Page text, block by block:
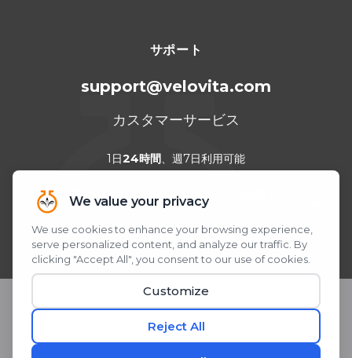
サポート
support@velovita.com
カスタマーサービス
1日24時間、週7日利用可能
お困りですか？WhatsAppをご利用くださ
QRコードをスキャンまたはクリック
© 2026 Velovita® Inc. All rights reserved.
* 本製品に関する記述は、米国食品医薬品局（FDA）による評価を受